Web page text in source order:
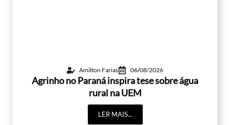
Amilton Farias 06/08/2026
Agrinho no Paraná inspira tese sobre água
rural na UEM
LER MAIS...